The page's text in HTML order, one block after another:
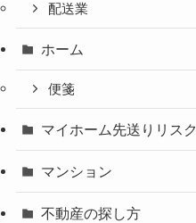
配送業
ホーム
便箋
マイホーム先送りリスク
マンション
不動産の探し方